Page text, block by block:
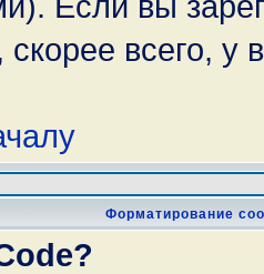
скорее всего,
Форматирование